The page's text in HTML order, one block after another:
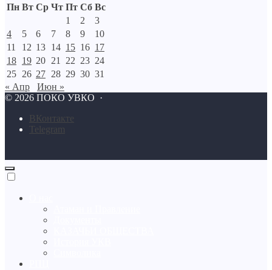
Пн Вт Ср Чт Пт Сб Вс
1
2
3
4
5 6 7 8 9
10
11
12 13 14 15 16 17
18 19 20 21 22 23 24
25 26 27 28 29 30 31
« Апр
Июн »
© 2026 ПОКО УВКО ·
BКонтакте
Telegram